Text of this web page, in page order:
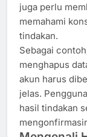
juga perlu
memahami
tindakan.
Sebagai
menghapus
akun harus
jelas.
hasil tindakan